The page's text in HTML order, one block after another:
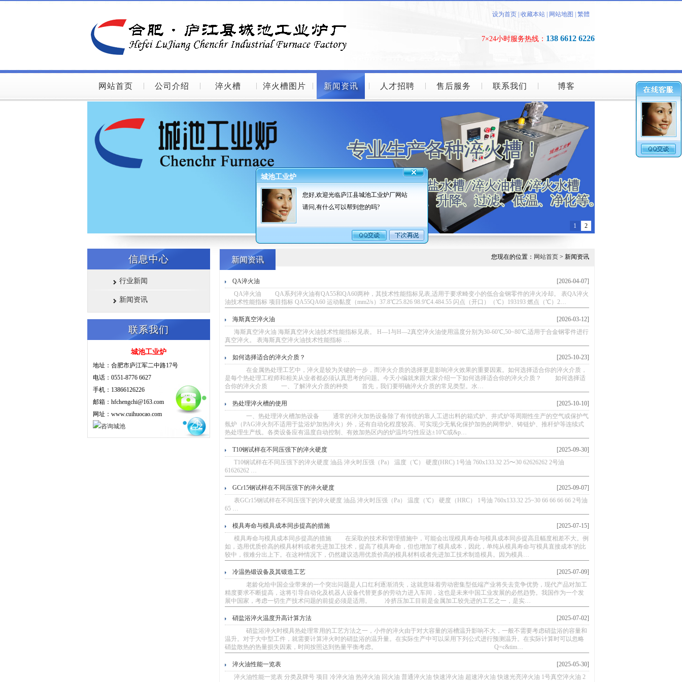
设为首页 收藏本站 网站地图 繁體
7×24小时服务热线： 138 6612 6226
网站首页 公司介绍 淬火槽 淬火槽图片 新闻资讯 人才招聘 售后服务 联系我们 博客
1 2
信息中心
行业新闻
新闻资讯
联系我们
城池工业炉
地址：合肥市庐江军二中路17号
电话：0551-8776 6627
手机：13866126226
邮箱：hfchengchi@163.com
网址：www.cuihuocao.com
新闻资讯 您现在的位置： 网站首页 > 新闻资讯
QA淬火油
[2026-04-07]
QA淬火油 QA系列淬火油有QA55和QA60两种，其技术性能指标见表,适用于要求畸变小的低合金钢零件的淬火冷却。 表QA淬火
油技术性能指标 项目指标 QA55QA60 运动黏度（mm2/s）37.8℃25.826 98.9℃4.484.55 闪点（开口）（℃）193193 燃点（℃）2…
海斯真空淬火油
[2026-03-12]
海斯真空淬火油 海斯真空淬火油技术性能指标见表。 H—1与H—2真空淬火油使用温度分别为30-60℃,50~80℃,适用于合金钢零件进行
真空淬火。 表海斯真空淬火油技术性能指标 …
如何选择适合的淬火介质？
[2025-10-23]
在金属热处理工艺中，淬火是较为关键的一步，而淬火介质的选择更是影响淬火效果的重要因素。如何选择适合你的淬火介质，
是每个热处理工程师和相关从业者都必须认真思考的问题。今天小编就来跟大家介绍一下如何选择适合你的淬火介质？ 如何选择适
合你的淬火介质 一、了解淬火介质的种类 首先，我们要明确淬火介质的常见类型。水…
热处理淬火槽的使用
[2025-10-10]
一、热处理淬火槽加热设备 通常的淬火加热设备除了有传统的靠人工进出料的箱式炉、井式炉等周期性生产的空气或保护气
氛炉（PAG淬火剂不适用于盐浴炉加热淬火）外，还有自动化程度较高、可实现少无氧化保护加热的网带炉、铸链炉、推杆炉等连续式
热处理生产线。各类设备应有温度自动控制、有效加热区内的炉温均匀性应达±10℃或&p…
T10钢试样在不同压强下的淬火硬度
[2025-09-30]
T10钢试样在不同压强下的淬火硬度 油品 淬火时压强（Pa） 温度（℃） 硬度(HRC) 1号油 760x133.32 25〜30 62626262 2号油
61626262 …
GCr15钢试样在不同压强下的淬火硬度
[2025-09-07]
表GCr15钢试样在不同压强下的淬火硬度 油品 淬火时压强（Pa） 温度（℃） 硬度（HRC） 1号油 760x133.32 25~30 66 66 66 66 2号油
65 …
模具寿命与模具成本同步提高的措施
[2025-07-15]
模具寿命与模具成本同步提高的措施 在采取的技术和管理措施中，可能会出现模具寿命与模具成本同步提高且幅度相差不大。例
如，选用优质价高的模具材料或者先进加工技术，提高了模具寿命，但也增加了模具成本，因此，单纯从模具寿命与'模具直接成本'的比
较中，很难分出上下。在这种情况下，仍然建议选用优质价高的模具材料或者先进加工技术制造模具。因为模具…
冷温热锻设备及其锻造工艺
[2025-07-09]
老龄化给中国企业带来的一个突出问题是人口红利逐渐消失，这就意味着劳动密集型低端产业将失去竞争优势，现代产品对加工
精度要求不断提高，这将引导自动化及机器人设备代替更多的劳动力进入车间，这也是未来中国工业发展的必然趋势。我国作为一个发
展中国家，考虑一切生产技术问题的前提必须是适用。 冷挤压加工目前是金属加工较先进的工艺之一，是实…
硝盐浴淬火温度升高计算方法
[2025-07-02]
硝盐浴淬火时模具热处理常用的工艺方法之一，小件的淬火由于对大容量的浴槽温升影响不大，一般不需要考虑硝盐浴的容量和
温升。对于大中型工件，就需要计算淬火时的硝盐浴的温升量。在实际生产中可以采用下列公式进行预测温升。在实际计算时可以忽略
硝盐散热的热量损失因素，时间按照达到热量平衡考虑。 Q=c&tim…
淬火油性能一览表
[2025-05-30]
淬火油性能一览表 分类及牌号 项目 冷淬火油 热淬火油 回火油 普通淬火油 快速淬火油 超速淬火油 快速光亮淬火油 1号真空淬火油 2
城池工业炉
您好,欢迎光临庐江县城池工业炉厂网站
请问,有什么可以帮到您的吗?